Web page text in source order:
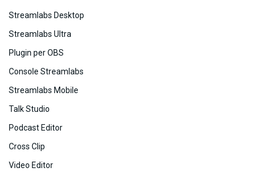
Streamlabs Desktop
Streamlabs Ultra
Plugin per OBS
Console Streamlabs
Streamlabs Mobile
Talk Studio
Podcast Editor
Cross Clip
Video Editor